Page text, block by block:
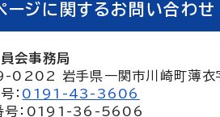
ージに関するお問い合わせ
会事務局
0202 岩手県一関市川崎町薄衣
： 0191-43-3606
号：0191-36-5606